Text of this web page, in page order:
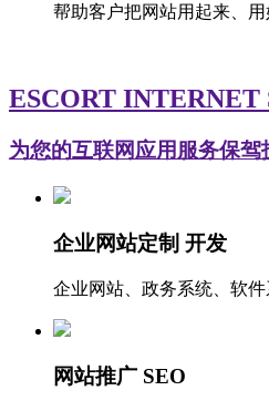
帮助客户把网站用起来、用
ESCORT INTERNET
为您的互联网应用服务保驾
企业网站定制 开发
企业网站、政务系统、软
网站推广 SEO